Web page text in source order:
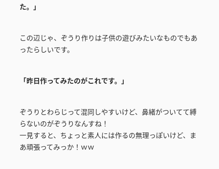
た。」
この辺じゃ、ぞうり作りは子供の遊びみたいなものでもあ
ったらしいです。
「昨日作ってみたのがこれです。」
ぞうりとわらじって混同しやすいけど、鼻緒がついてて縛
らないのがぞうりなんすね！
一見すると、ちょっと素人には作るの無理っぽいけど、ま
あ頑張ってみっか！ｗｗ